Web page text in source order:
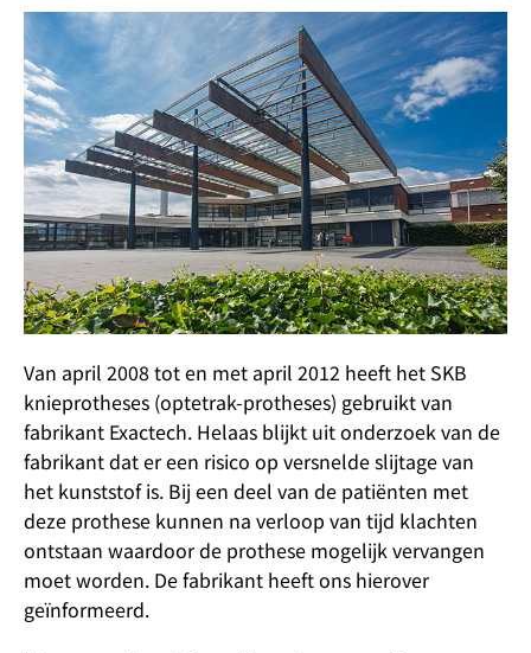
Van april 2008 tot en met april 2012 heeft het SKB
knieprotheses (optetrak-protheses) gebruikt van
fabrikant Exactech. Helaas blijkt uit onderzoek van de
fabrikant dat er een risico op versnelde slijtage van
het kunststof is. Bij een deel van de patiënten met
deze prothese kunnen na verloop van tijd klachten
ontstaan waardoor de prothese mogelijk vervangen
moet worden. De fabrikant heeft ons hierover
geïnformeerd.